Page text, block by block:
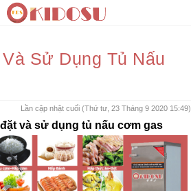
Sử Dụng Tủ Nấu
Lần cập nhật cuối (Thứ tư, 23 Tháng 9 2020 15:49)
và sử dụng tủ nấu cơm gas